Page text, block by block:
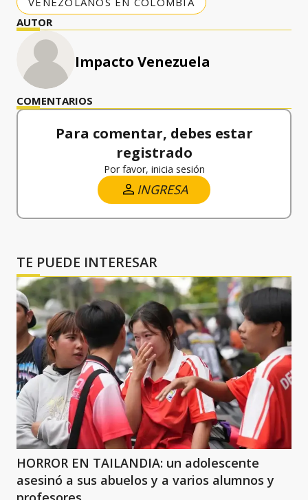
AUTOR
Impacto Venezuela
COMENTARIOS
Para comentar, debes estar
registrado
Por favor, inicia sesión
INGRESA
TE PUEDE INTERESAR
HORROR EN TAILANDIA: un adolescente
asesinó a sus abuelos y a varios alumnos y